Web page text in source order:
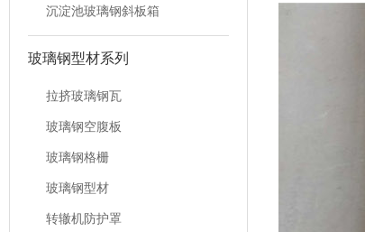
沉淀池玻璃钢斜板箱
玻璃钢型材系列
拉挤玻璃钢瓦
玻璃钢空腹板
玻璃钢格栅
玻璃钢型材
转辙机防护罩